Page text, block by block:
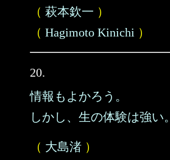
（ 萩本欽一 ）
（ Hagimoto Kinichi ）
20.
情報もよかろう。
しかし、生の体験は強い。
（ 大島渚 ）